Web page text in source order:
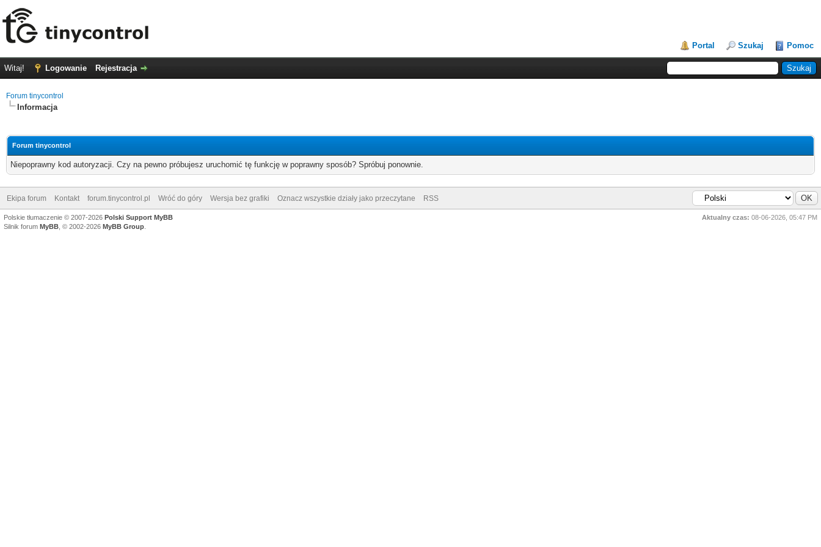
Portal Szukaj Pomoc
Witaj! Logowanie Rejestracja
Forum tinycontrol
Informacja
Forum tinycontrol
Niepoprawny kod autoryzacji. Czy na pewno próbujesz uruchomić tę funkcję w poprawny sposób? Spróbuj ponownie.
Ekipa forum Kontakt forum.tinycontrol.pl Wróć do góry Wersja bez grafiki Oznacz wszystkie działy jako przeczytane RSS
Aktualny czas: 08-06-2026, 05:47 PM
Polskie tłumaczenie © 2007-2026 Polski Support MyBB
Silnik forum MyBB , © 2002-2026 MyBB Group